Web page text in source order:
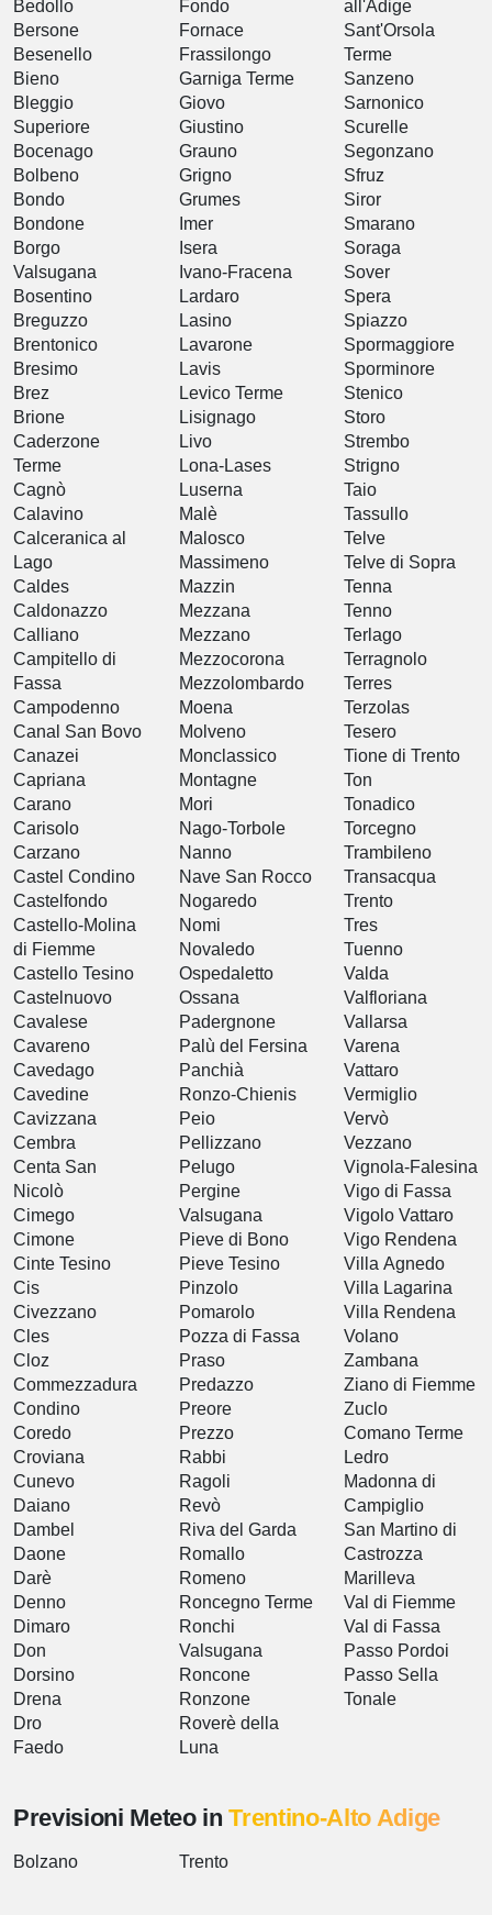
Bedollo
Bersone
Besenello
Bieno
Bleggio
Superiore
Bocenago
Bolbeno
Bondo
Bondone
Borgo
Valsugana
Bosentino
Breguzzo
Brentonico
Bresimo
Brez
Brione
Caderzone
Terme
Cagnò
Calavino
Calceranica al
Lago
Caldes
Caldonazzo
Calliano
Campitello di
Fassa
Campodenno
Canal San Bovo
Canazei
Capriana
Carano
Carisolo
Carzano
Castel Condino
Castelfondo
Castello-Molina
di Fiemme
Castello Tesino
Castelnuovo
Cavalese
Cavareno
Cavedago
Cavedine
Cavizzana
Cembra
Centa San
Nicolò
Cimego
Cimone
Cinte Tesino
Cis
Civezzano
Cles
Cloz
Commezzadura
Condino
Coredo
Croviana
Cunevo
Daiano
Dambel
Daone
Darè
Denno
Dimaro
Don
Dorsino
Drena
Dro
Faedo
Fondo
Fornace
Frassilongo
Garniga Terme
Giovo
Giustino
Grauno
Grigno
Grumes
Imer
Isera
Ivano-Fracena
Lardaro
Lasino
Lavarone
Lavis
Levico Terme
Lisignago
Livo
Lona-Lases
Luserna
Malè
Malosco
Massimeno
Mazzin
Mezzana
Mezzano
Mezzocorona
Mezzolombardo
Moena
Molveno
Monclassico
Montagne
Mori
Nago-Torbole
Nanno
Nave San Rocco
Nogaredo
Nomi
Novaledo
Ospedaletto
Ossana
Padergnone
Palù del Fersina
Panchià
Ronzo-Chienis
Peio
Pellizzano
Pelugo
Pergine
Valsugana
Pieve di Bono
Pieve Tesino
Pinzolo
Pomarolo
Pozza di Fassa
Praso
Predazzo
Preore
Prezzo
Rabbi
Ragoli
Revò
Riva del Garda
Romallo
Romeno
Roncegno Terme
Ronchi
Valsugana
Roncone
Ronzone
Roverè della
Luna
all'Adige
Sant'Orsola
Terme
Sanzeno
Sarnonico
Scurelle
Segonzano
Sfruz
Siror
Smarano
Soraga
Sover
Spera
Spiazzo
Spormaggiore
Sporminore
Stenico
Storo
Strembo
Strigno
Taio
Tassullo
Telve
Telve di Sopra
Tenna
Tenno
Terlago
Terragnolo
Terres
Terzolas
Tesero
Tione di Trento
Ton
Tonadico
Torcegno
Trambileno
Transacqua
Trento
Tres
Tuenno
Valda
Valfloriana
Vallarsa
Varena
Vattaro
Vermiglio
Vervò
Vezzano
Vignola-Falesina
Vigo di Fassa
Vigolo Vattaro
Vigo Rendena
Villa Agnedo
Villa Lagarina
Villa Rendena
Volano
Zambana
Ziano di Fiemme
Zuclo
Comano Terme
Ledro
Madonna di
Campiglio
San Martino di
Castrozza
Marilleva
Val di Fiemme
Val di Fassa
Passo Pordoi
Passo Sella
Tonale
Previsioni Meteo inTrentino-Alto Adige
Bolzano Trento